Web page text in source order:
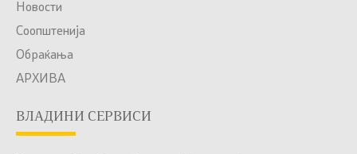
Новости
Соопштенија
Обраќања
АРХИВА
ВЛАДИНИ СЕРВИСИ